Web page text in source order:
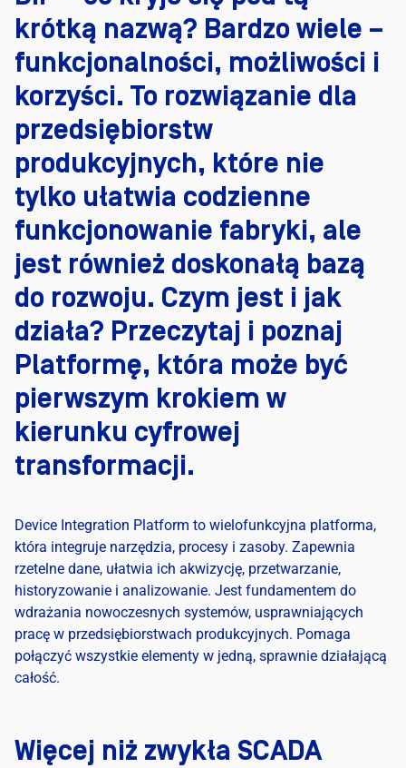
krótką nazwą? Bardzo wiele –
funkcjonalności, możliwości i
korzyści. To rozwiązanie dla
przedsiębiorstw
produkcyjnych, które nie
tylko ułatwia codzienne
funkcjonowanie fabryki, ale
jest również doskonałą bazą
do rozwoju. Czym jest i jak
działa? Przeczytaj i poznaj
Platformę, która może być
pierwszym krokiem w
kierunku cyfrowej
transformacji.
Device Integration Platform to wielofunkcyjna platforma,
która integruje narzędzia, procesy i zasoby. Zapewnia
rzetelne dane, ułatwia ich akwizycję, przetwarzanie,
historyzowanie i analizowanie. Jest fundamentem do
wdrażania nowoczesnych systemów, usprawniających
pracę w przedsiębiorstwach produkcyjnych. Pomaga
połączyć wszystkie elementy w jedną, sprawnie działającą
całość.
Więcej niż zwykła SCADA